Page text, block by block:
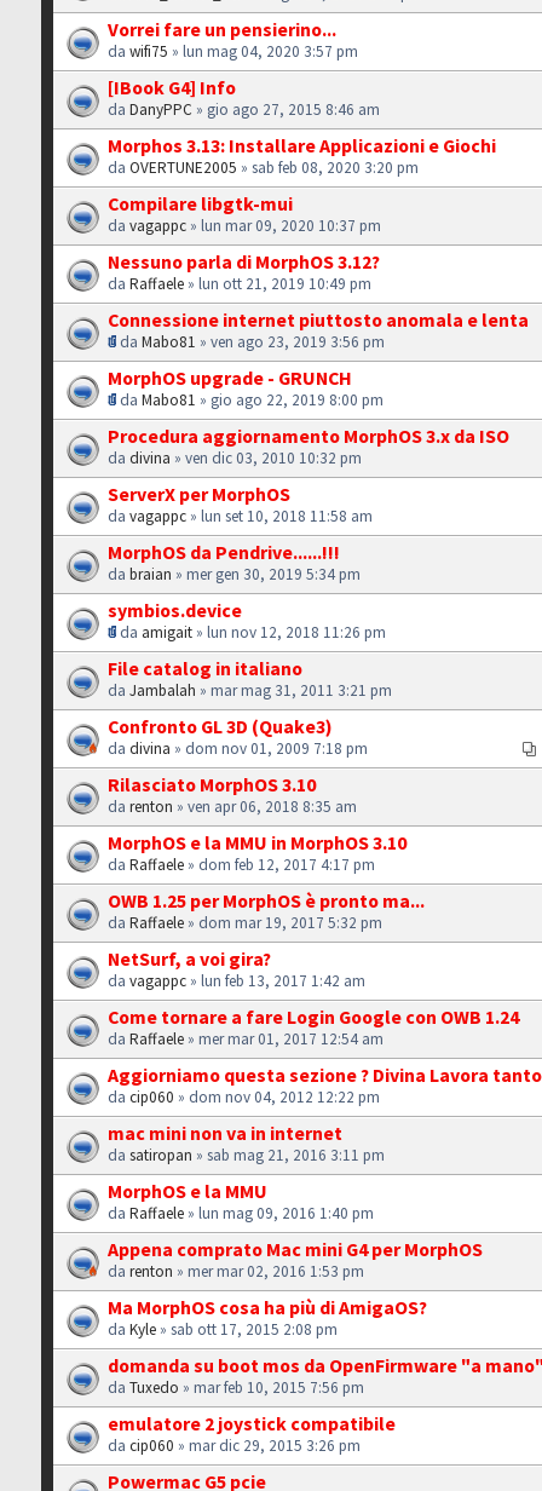
Vorrei fare un pensierino...
dawifi75 » lun mag 04, 2020 3:57 pm
[IBook G4] Info
daDanyPPC » gio ago 27, 2015 8:46 am
Morphos 3.13: Installare Applicazioni e Giochi
daOVERTUNE2005 » sab feb 08, 2020 3:20 pm
Compilare libgtk-mui
davagappc » lun mar 09, 2020 10:37 pm
Nessuno parla di MorphOS 3.12?
daRaffaele » lun ott 21, 2019 10:49 pm
Connessione internet piuttosto anomala e lenta
daMabo81 » ven ago 23, 2019 3:56 pm
MorphOS upgrade - GRUNCH
daMabo81 » gio ago 22, 2019 8:00 pm
Procedura aggiornamento MorphOS 3.x da ISO
dadivina » ven dic 03, 2010 10:32 pm
ServerX per MorphOS
davagappc » lun set 10, 2018 11:58 am
MorphOS da Pendrive......!!!
dabraian » mer gen 30, 2019 5:34 pm
symbios.device
da amigait » lun nov 12, 2018 11:26 pm
File catalog in italiano
daJambalah » mar mag 31, 2011 3:21 pm
Confronto GL 3D (Quake3)
dadivina » dom nov 01, 2009 7:18 pm
Rilasciato MorphOS 3.10
darenton » ven apr 06, 2018 8:35 am
MorphOS e la MMU in MorphOS 3.10
daRaffaele » dom feb 12, 2017 4:17 pm
OWB 1.25 per MorphOS è pronto ma...
daRaffaele » dom mar 19, 2017 5:32 pm
NetSurf, a voi gira?
davagappc » lun feb 13, 2017 1:42 am
Come tornare a fare Login Google con OWB 1.24
daRaffaele » mer mar 01, 2017 12:54 am
Aggiorniamo questa sezione ? Divina Lavora
dacip060 » dom nov 04, 2012 12:22 pm
mac mini non va in internet
dasatiropan » sab mag 21, 2016 3:11 pm
MorphOS e la MMU
daRaffaele » lun mag 09, 2016 1:40 pm
Appena comprato Mac mini G4 per MorphOS
darenton » mer mar 02, 2016 1:53 pm
Ma MorphOS cosa ha più di AmigaOS?
daKyle » sab ott 17, 2015 2:08 pm
domanda su boot mos da OpenFirmware "a
daTuxedo » mar feb 10, 2015 7:56 pm
emulatore 2 joystick compatibile
dacip060 » mar dic 29, 2015 3:26 pm
Powermac G5 pcie